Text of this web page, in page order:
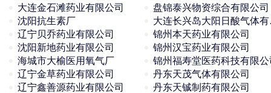
大连金石滩药业有限公司
盘锦泰兴物资综合有限公司
沈阳抗生素厂
大
辽宁贝乔药业有限公司
锦州本天药业有限公司
沈阳新地药业有限公司
锦州汉宝药业有限公司
海城市大榆医用氧气厂
锦州福寿堂医药科技有限公
辽宁金草药业有限公司
丹东天茂气体有限公司
辽宁鑫善源药业有限公司
丹东天铖制药有限公司